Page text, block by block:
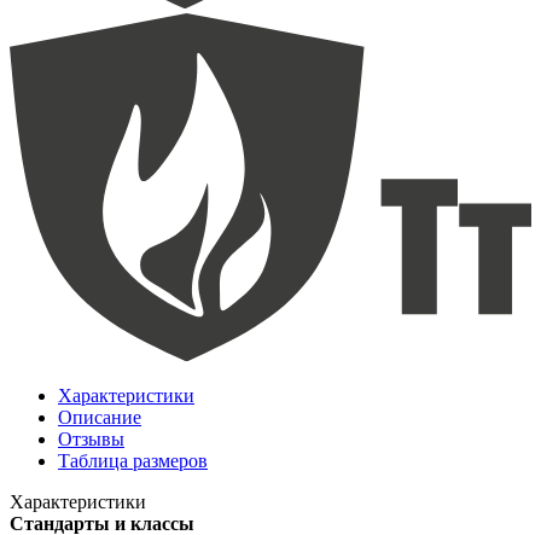
Характеристики
Описание
Отзывы
Таблица размеров
Характеристики
Стандарты и классы